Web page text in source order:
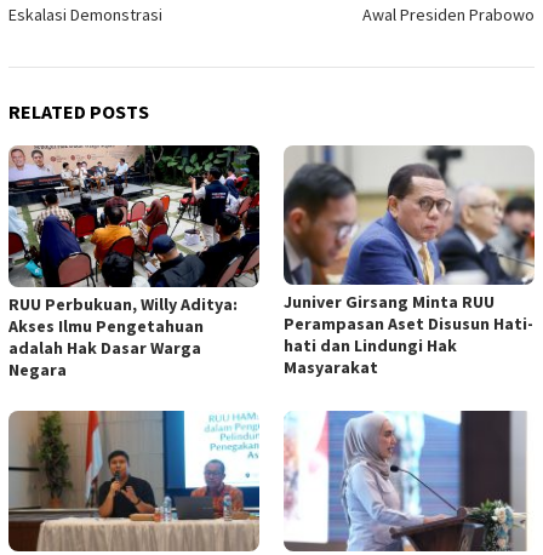
Eskalasi Demonstrasi
Awal Presiden Prabowo
RELATED POSTS
RUU Perbukuan, Willy Aditya:
Akses Ilmu Pengetahuan
adalah Hak Dasar Warga
Negara
Juniver Girsang Minta RUU
Perampasan Aset Disusun Hati-
hati dan Lindungi Hak
Masyarakat